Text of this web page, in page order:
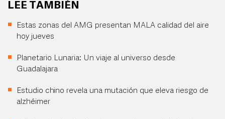
LEE TAMBIÉN
Estas zonas del AMG presentan MALA calidad del aire
hoy jueves
Planetario Lunaria: Un viaje al universo desde
Guadalajara
Estudio chino revela una mutación que eleva riesgo de
alzhéimer